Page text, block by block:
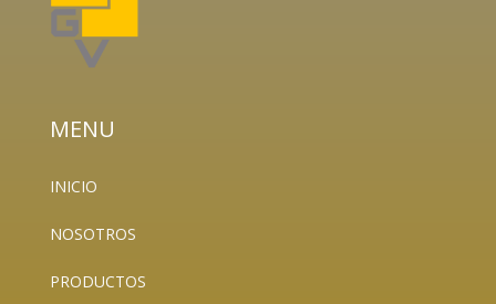
MENU
INICIO
NOSOTROS
PRODUCTOS